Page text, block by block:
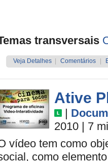
transversais
Veja Detalhes Comentários
Ative
|
2010 | 7
vídeo tem como
como